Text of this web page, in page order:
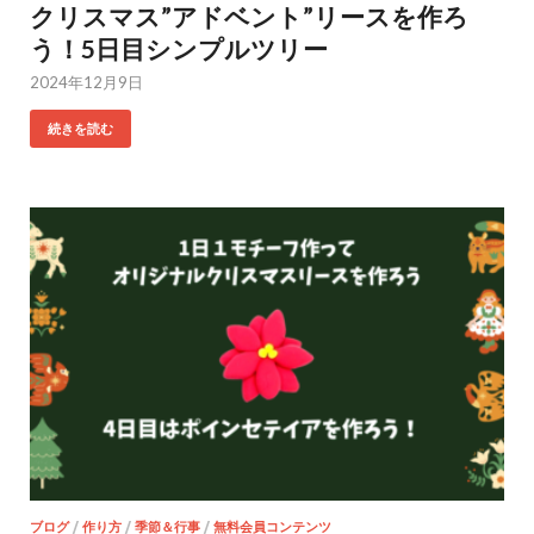
クリスマス”アドベント”リースを作ろ
う！5日目シンプルツリー
2024年12月9日
続きを読む
ブログ/ 作り方 / 季節＆行事 / 無料会員コンテンツ